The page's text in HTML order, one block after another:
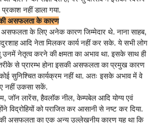
नहीं डाला गया.
असफलता के कारण
असफलता के लिए अनेक कारण जिम्मेदार थे. नाना साहब,
आदि नेता मिलकर कार्य नहीं कर सके. ये सभी लोग
उनमें नेतृत्व करने की क्षमता का अभाव था. इसके साथ ही
तरीके से प्रारम्भ होना इसकी असफलता का प्रमुख कारण
कोई सुनिश्चित कार्यक्रम नहीं था. अतः इसके अभाव में वे
नहीं उकसा सकें.
जॉन लारेंस, हैवलॉक नील, केम्पबेल आदि योग्य एवं
विद्रोहियों को पराजित कर आसानी से नष्ट कर दिया.
की असफलता का एक अन्य उल्लेखनीय कारण यह था कि